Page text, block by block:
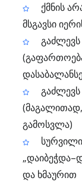
ქმნის
მსგავსი
გამოსვლა)
და ხმაურით